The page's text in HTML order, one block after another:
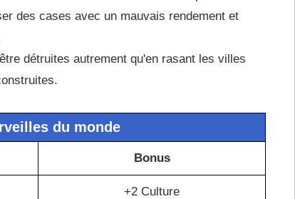
des cases avec un mauvais rendement et
détruites autrement qu'en rasant les villes
du monde
Bonus
+2 Culture